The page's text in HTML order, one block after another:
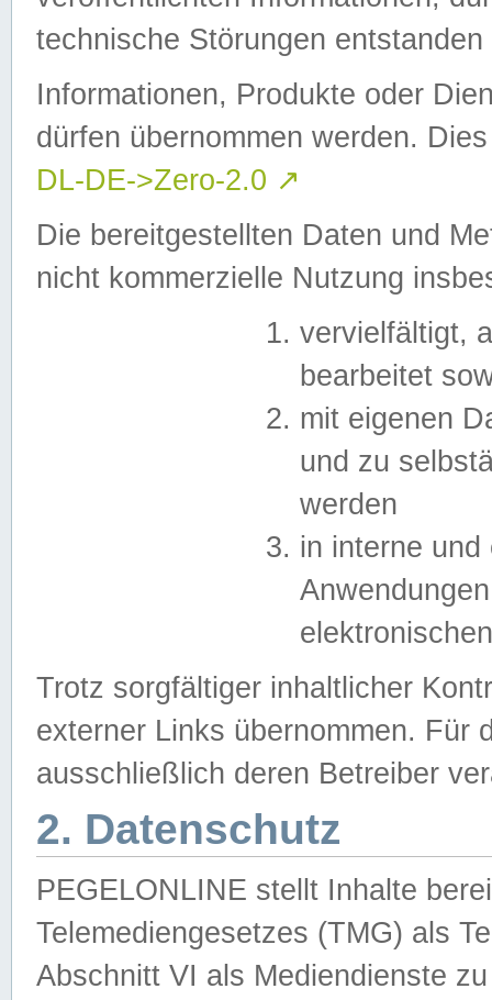
technische Störungen
Informationen, Produkte oder
dürfen übernommen werden.
DL-DE->Zero-2.0 ↗
Die bereitgestellten Daten und
nicht kommerzielle Nutzung
vervielfältigt,
bearbeitet
mit eigenen
und zu
werden
in interne
Trotz sorgfältiger inhaltlicher
externer Links übernommen. Für
ausschließlich deren Betreiber
2. Datenschutz
PEGELONLINE stellt Inhalte
Telemediengesetzes (TMG) als
Abschnitt VI als Mediendienste